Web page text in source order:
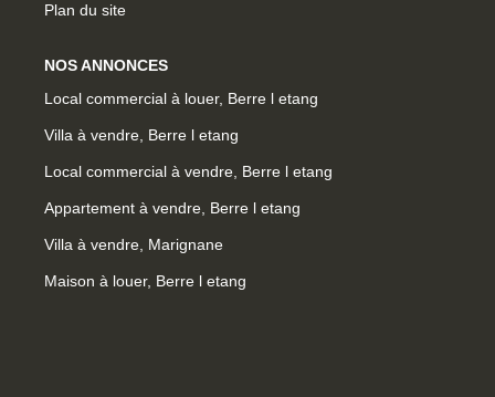
Plan du site
NOS ANNONCES
Local commercial à louer, Berre l etang
Villa à vendre, Berre l etang
Local commercial à vendre, Berre l etang
Appartement à vendre, Berre l etang
Villa à vendre, Marignane
Maison à louer, Berre l etang